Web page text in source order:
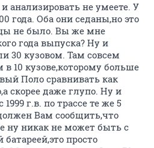
анализировать не умеете. У
года. Оба они седаны,но это
не было. Вы же мне
года выпуска? Ну и
30 кузовом. Там совсем
10 кузове,которому больше
Поло сравнивать как
скорее даже глупо. Ну и
г.в. по трассе те же 5
Вам сообщить,что
ну никак не может быть с
просто